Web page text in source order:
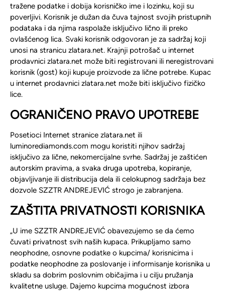
tražene podatke i dobija korisničko ime i lozinku, koji su
poverljivi. Korisnik je dužan da čuva tajnost svojih pristupnih
podataka i da njima raspolaže isključivo lično ili preko
ovlašćenog lica. Svaki korisnik odgovoran je za sadržaj koji
unosi na stranicu zlatara.net. Krajnji potrošač u internet
prodavnici zlatara.net može biti registrovani ili neregistrovani
korisnik (gost) koji kupuje proizvode za lične potrebe. Kupac
u internet prodavnici zlatara.net može biti isključivo fizičko
lice.
OGRANIČENO PRAVO UPOTREBE
Posetioci Internet stranice zlatara.net ili
luminorediamonds.com mogu koristiti njihov sadržaj
isključivo za lične, nekomercijalne svrhe. Sadržaj je zaštićen
autorskim pravima, a svaka druga upotreba, kopiranje,
objavljivanje ili distribucija dela ili celokupnog sadržaja bez
dozvole SZZTR ANDREJEVIĆ strogo je zabranjena.
ZAŠTITA PRIVATNOSTI KORISNIKA
„U ime SZZTR ANDREJEVIĆ obavezujemo se da ćemo
čuvati privatnost svih naših kupaca. Prikupljamo samo
neophodne, osnovne podatke o kupcima/ korisnicima i
podatke neophodne za poslovanje i informisanje korisnika u
skladu sa dobrim poslovnim običajima i u cilju pružanja
kvalitetne usluge. Dajemo kupcima mogućnost izbora